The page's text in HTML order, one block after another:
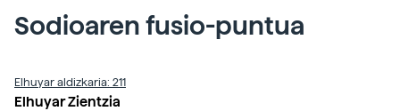
Sodioaren fusio-puntua
Elhuyar aldizkaria: 211
Elhuyar Zientzia